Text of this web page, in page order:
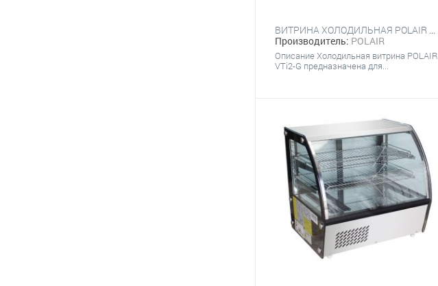
ВИТРИНА ХОЛОДИЛЬНАЯ POLAIR VTI2-G (3Х GN 1/4 + GN 1/2) С КРЫШКОЙ
Производитель: POLAIR
Описание Холодильная витрина POLAIR
VTi2-G предназначена для...